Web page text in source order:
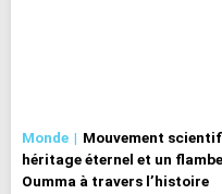
Monde
Mouvement
héritage éternel et un
Oumma à travers l’histoire